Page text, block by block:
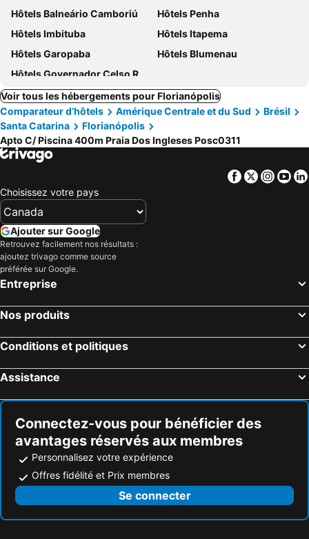
Hôtels Balneário Camboriú
Hôtels Penha
Hôtels Imbituba
Hôtels Itapema
Hôtels Garopaba
Hôtels Blumenau
Hôtels Governador Celso Ramos
Voir tous les hébergements pour Florianópolis
Comparateur d’hôtels
Amérique Centrale et du Sud
Brésil
Santa Catarina
Florianópolis
Apto C/ Piscina 400m Praia Dos Ingleses Posc0311
Facebook
Twitter
Choisissez votre pays
Ajouter sur Google
Retrouvez facilement nos résultats :
ajoutez trivago comme source
préférée sur Google.
Entreprise
Nos produits
Conditions et politiques
Assistance
Connectez-vous pour bénéficier des
avantages réservés aux membres
Personnalisez votre expérience
Offres fidélité et Prix membres
Se connecter